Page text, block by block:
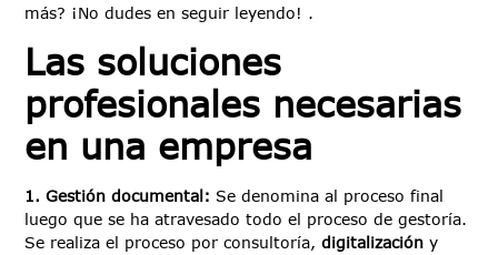
más? ¡No dudes en seguir leyendo! .
Las soluciones
profesionales necesarias
en una empresa
1. Gestión documental: Se denomina al proceso final
luego que se ha atravesado todo el proceso de gestoría.
Se realiza el proceso por consultoría,digitalización y